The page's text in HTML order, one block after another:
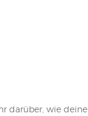
darüber, wie deine